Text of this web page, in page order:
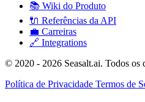
📚 Wiki do Produto
🔌 Referências da API
💼 Carreiras
🔗 Integrations
© 2020 - 2026 Seasalt.ai. Todos os
Política de Privacidade Termos de